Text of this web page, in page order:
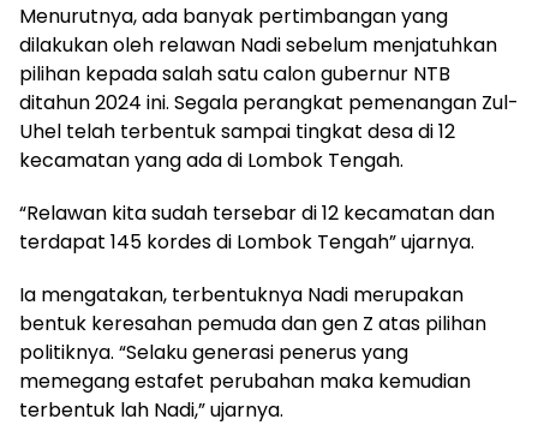
Menurutnya, ada banyak pertimbangan yang
dilakukan oleh relawan Nadi sebelum menjatuhkan
pilihan kepada salah satu calon gubernur NTB
ditahun 2024 ini. Segala perangkat pemenangan Zul-
Uhel telah terbentuk sampai tingkat desa di 12
kecamatan yang ada di Lombok Tengah.
“Relawan kita sudah tersebar di 12 kecamatan dan
terdapat 145 kordes di Lombok Tengah” ujarnya.
Ia mengatakan, terbentuknya Nadi merupakan
bentuk keresahan pemuda dan gen Z atas pilihan
politiknya. “Selaku generasi penerus yang
memegang estafet perubahan maka kemudian
terbentuk lah Nadi,” ujarnya.